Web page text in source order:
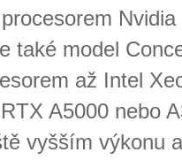
také model
až Intel
A5000 nebo
vyš­ším vý­ko­nu